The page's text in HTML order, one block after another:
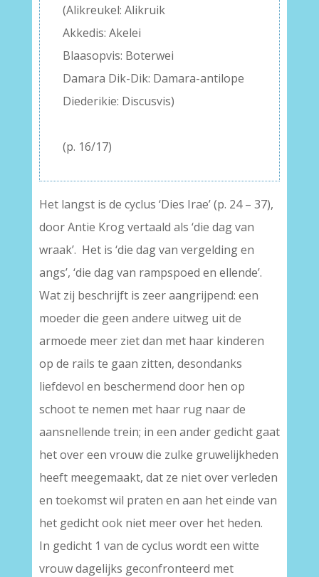
(Alikreukel: Alikruik
Akkedis: Akelei
Blaasopvis: Boterwei
Damara Dik-Dik: Damara-antilope
Diederikie: Discusvis)
(p. 16/17)
Het langst is de cyclus ‘Dies Irae’ (p. 24 – 37),
door Antie Krog vertaald als ‘die dag van
wraak’. Het is ‘die dag van vergelding en
angs’, ‘die dag van rampspoed en ellende’.
Wat zij beschrijft is zeer aangrijpend: een
moeder die geen andere uitweg uit de
armoede meer ziet dan met haar kinderen
op de rails te gaan zitten, desondanks
liefdevol en beschermend door hen op
schoot te nemen met haar rug naar de
aansnellende trein; in een ander gedicht gaat
het over een vrouw die zulke gruwelijkheden
heeft meegemaakt, dat ze niet over verleden
en toekomst wil praten en aan het einde van
het gedicht ook niet meer over het heden.
In gedicht 1 van de cyclus wordt een witte
vrouw dagelijks geconfronteerd met